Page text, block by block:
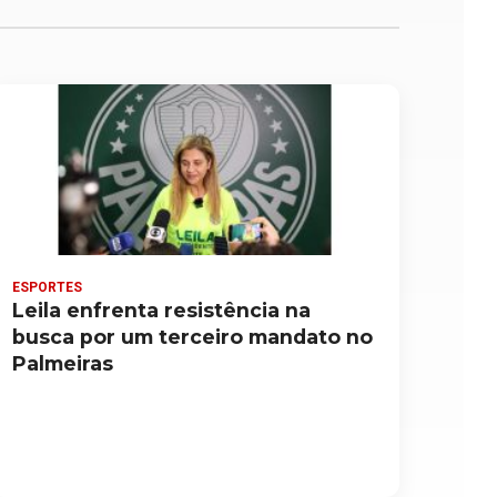
ESPORTES
Leila enfrenta resistência na
busca por um terceiro mandato no
Palmeiras